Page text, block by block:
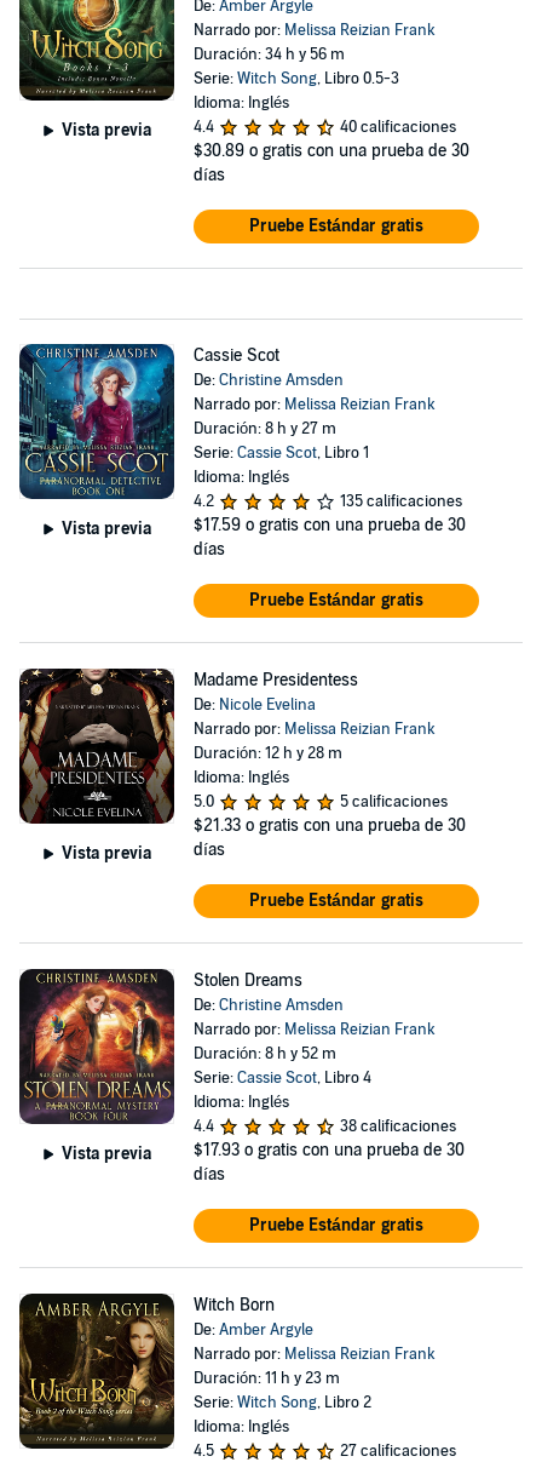
Vista previa
De:Amber Argyle
Narrado por: Melissa Reizian Frank
Duración: 34 h y 56 m
Serie:Witch Song, Libro 0.5-3
Idioma: Inglés
4.4
40 calificaciones
$30.89 o gratis con una prueba de 30
días
Pruebe Estándar gratis
Vista previa
Cassie Scot
De:Christine Amsden
Narrado por: Melissa Reizian Frank
Duración: 8 h y 27 m
Serie:Cassie Scot, Libro 1
Idioma: Inglés
4.2
135 calificaciones
$17.59 o gratis con una prueba de 30
días
Pruebe Estándar gratis
Vista previa
Madame Presidentess
De: Nicole Evelina
Narrado por: Melissa Reizian Frank
Duración: 12 h y 28 m
Idioma: Inglés
5.0
5 calificaciones
$21.33 o gratis con una prueba de 30
días
Pruebe Estándar gratis
Vista previa
Stolen Dreams
De:Christine Amsden
Narrado por: Melissa Reizian Frank
Duración: 8 h y 52 m
Serie:Cassie Scot, Libro 4
Idioma: Inglés
4.4
38 calificaciones
$17.93 o gratis con una prueba de 30
días
Pruebe Estándar gratis
Witch Born
De:Amber Argyle
Narrado por: Melissa Reizian Frank
Duración: 11 h y 23 m
Serie:Witch Song, Libro 2
Idioma: Inglés
4.5
27 calificaciones